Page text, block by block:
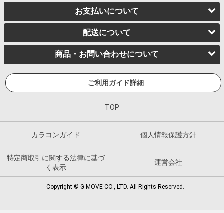
お支払いについて
配送について
商品・お問い合わせについて
ご利用ガイド詳細
TOP
カラコンガイド 個人情報保護方針
特定商取引に関する法律に基づ
く表示
運営会社
Copyright © G-MOVE CO., LTD. All Rights Reserved.